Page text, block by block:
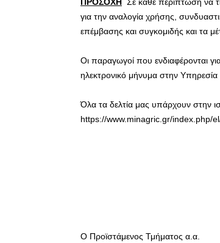
για την αναλογία χρήσης,
επέμβασης και συγκομιδής και τα
Οι παραγωγοί που ενδιαφέρονται
ηλεκτρονικό μήνυμα στην
Όλα τα δελτία μας υπάρχουν στην
https://www.minagric.gr/index.php/
Ο Προϊστάμενος Τμήματος α.α.